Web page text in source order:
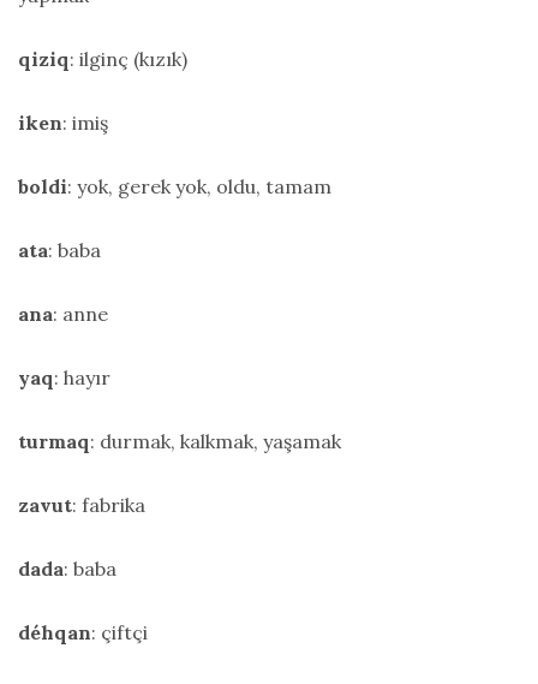
qiziq: ilginç (kızık)
iken: imiş
boldi: yok, gerek yok, oldu, tamam
ata: baba
ana: anne
yaq: hayır
turmaq: durmak, kalkmak, yaşamak
zavut: fabrika
dada: baba
déhqan: çiftçi